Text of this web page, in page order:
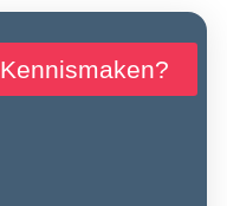
Kennismaken?